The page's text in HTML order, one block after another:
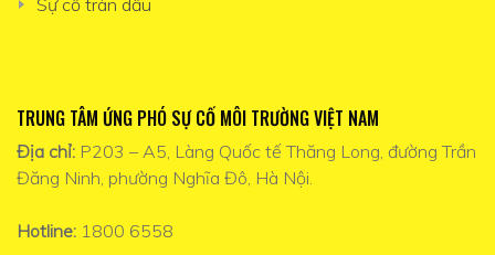
Sự cố tràn dầu
TRUNG TÂM ỨNG PHÓ SỰ CỐ MÔI TRƯỜNG VIỆT NAM
Địa chỉ: P203 – A5, Làng Quốc tế Thăng Long, đường Trần
Đăng Ninh, phường Nghĩa Đô, Hà Nội.
Hotline: 1800 6558